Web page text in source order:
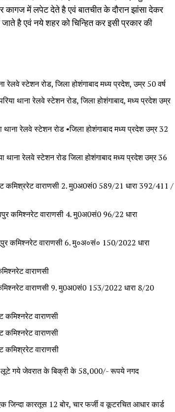
में लपेट देते है एवं बातचीत के दौरान झांसा देकर
है एवं नये शहर को चिन्हित कर इसी प्रकार की
रेलवे स्टेशन रोड, जिला होशंगाबाद मध्य प्रदेश, उम्र 50 वर्ष
थाना रेलवे स्टेशन रोड, जिला होशंगाबाद, मध्य प्रदेश उम्र
रेलवे स्टेशन रोड •जिला होशंगाबाद मध्य प्रदेश उम्र 32
थाना रेलवे स्टेशन रोड जिला होशंगाबाद मध्य प्रदेश उम्र 36
वाराणसी 2. मु0अ0सं0 589/21 धारा 392/411 /
कमिश्नरेट वाराणसी 4. मु0अ0सं0 96/22 धारा
वाराणसी 6. मु०अ०सं० 150/2022 धारा
वाराणसी
वाराणसी 9. मु0अ0सं0 153/2022 धारा 8/20
वाराणसी
वाराणसी
वाराणसी
गये जेवरात के बिक्री के 58,000/- रूपये नगद
जिन्दा कारतूस 12 बोर, चार फर्जी व कूटरचित आधार कार्ड